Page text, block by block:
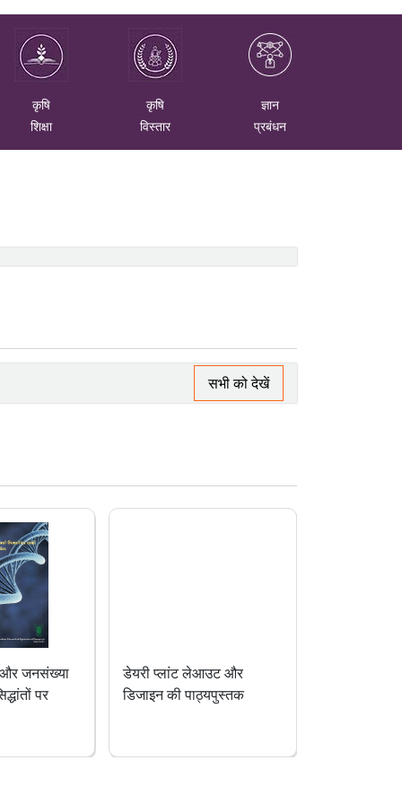
कृषि
शिक्षा
कृषि
विस्तार
ज्ञान
प्रबंधन
सभी को देखें
जनसंख्या
पर
डेयरी प्लांट लेआउट और
डिजाइन की पाठ्यपुस्तक